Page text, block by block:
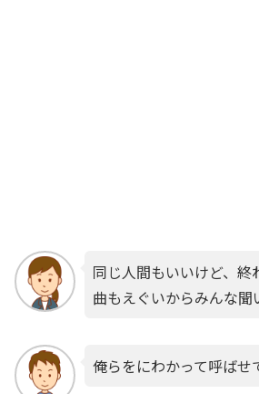
同じ人間もいいけど、終
曲もえぐいからみんな
俺らをにわかって呼ばせ